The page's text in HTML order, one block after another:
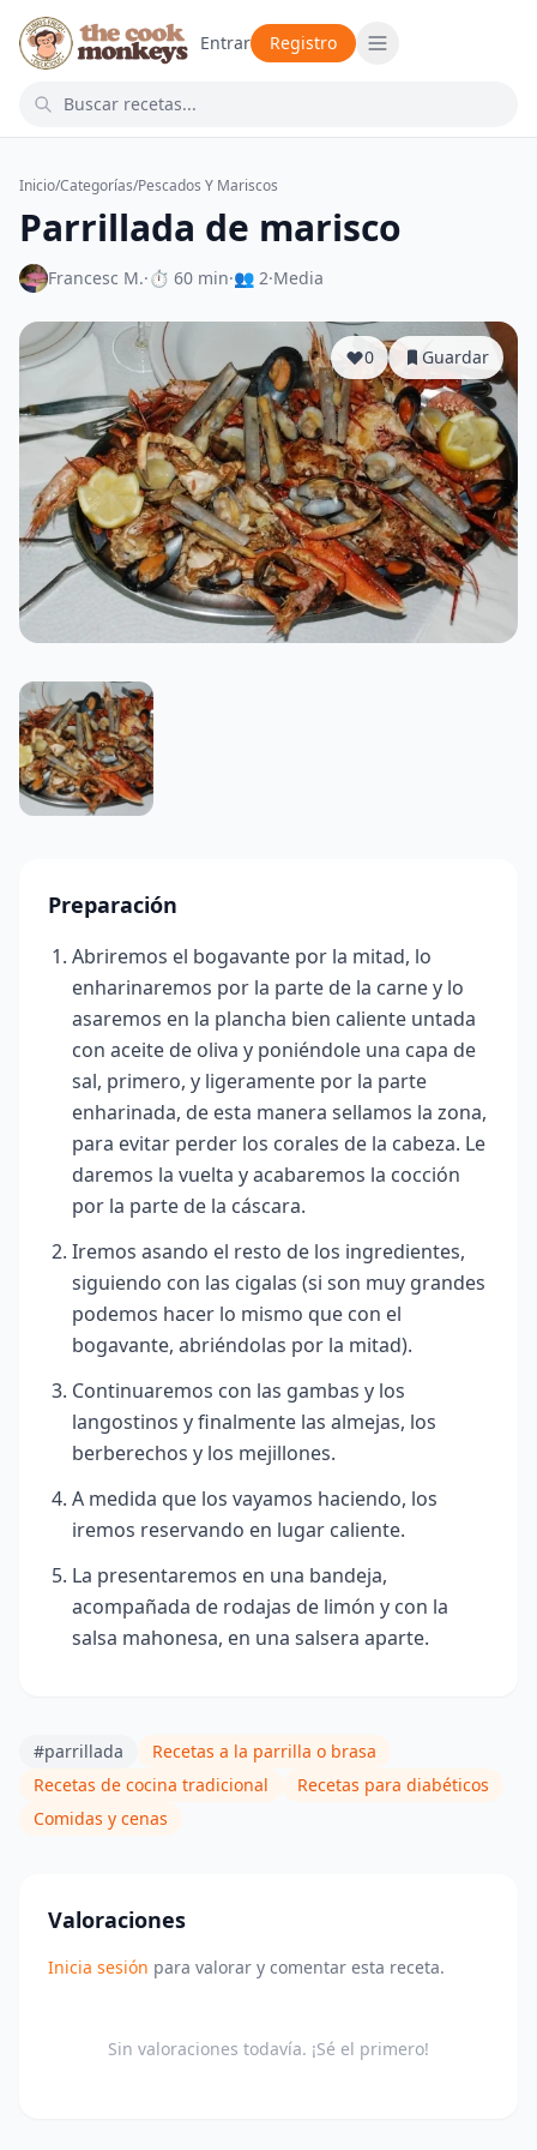
Entrar Registro
Inicio/Categorías/Pescados Y Mariscos
Parrillada de marisco
Francesc M.·⏱ 60 min·👥 2·Media
0 Guardar
Preparación
Abriremos el bogavante por la mitad, lo
enharinaremos por la parte de la carne y lo
asaremos en la plancha bien caliente untada
con aceite de oliva y poniéndole una capa de
sal, primero, y ligeramente por la parte
enharinada, de esta manera sellamos la zona,
para evitar perder los corales de la cabeza. Le
daremos la vuelta y acabaremos la cocción
por la parte de la cáscara.
Iremos asando el resto de los ingredientes,
siguiendo con las cigalas (si son muy grandes
podemos hacer lo mismo que con el
bogavante, abriéndolas por la mitad).
Continuaremos con las gambas y los
langostinos y finalmente las almejas, los
berberechos y los mejillones.
A medida que los vayamos haciendo, los
iremos reservando en lugar caliente.
La presentaremos en una bandeja,
acompañada de rodajas de limón y con la
salsa mahonesa, en una salsera aparte.
#parrillada
Recetas a la parrilla o brasa
Recetas de cocina tradicional
Recetas para diabéticos
Comidas y cenas
Valoraciones
Inicia sesión para valorar y comentar esta receta.
Sin valoraciones todavía. ¡Sé el primero!